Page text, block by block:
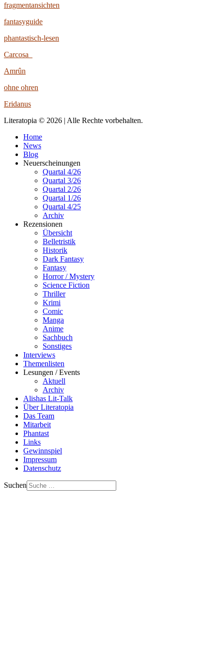
fragmentansichten
fantasyguide
phantastisch-lesen
Carcosa
Amrûn
ohne ohren
Eridanus
Literatopia © 2026 | Alle Rechte vorbehalten.
Home
News
Blog
Neuerscheinungen
Quartal 4/26
Quartal 3/26
Quartal 2/26
Quartal 1/26
Quartal 4/25
Archiv
Rezensionen
Übersicht
Belletristik
Historik
Dark Fantasy
Fantasy
Horror / Mystery
Science Fiction
Thriller
Krimi
Comic
Manga
Anime
Sachbuch
Sonstiges
Interviews
Themenlisten
Lesungen / Events
Aktuell
Archiv
Alishas Lit-Talk
Über Literatopia
Das Team
Mitarbeit
Phantast
Links
Gewinnspiel
Impressum
Datenschutz
Suchen